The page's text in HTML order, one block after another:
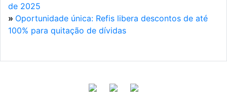
de 2025
» Oportunidade única: Refis libera descontos de até
100% para quitação de dívidas